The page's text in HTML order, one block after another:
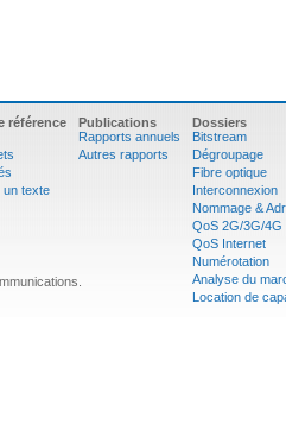
référence
un texte
Publications
Rapports annuels
Autres rapports
Dossiers
Bitstream
Dégroupage
Fibre optique
Interconnexion
Nommage &
QoS 2G/3G/4G
QoS Internet
Numérotation
Analyse du
Location de